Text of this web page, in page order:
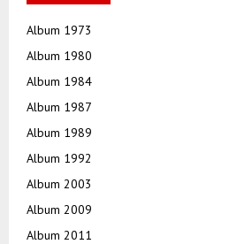
Album 1973
Album 1980
Album 1984
Album 1987
Album 1989
Album 1992
Album 2003
Album 2009
Album 2011